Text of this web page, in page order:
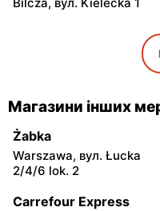
Iwaniska, вул.
moje sklepy
Gorzyce, вул. Szkolna 44
moje sklepy
Jadachy, вул. Jadachy 111
moje sklepy
Магазини інших
Żabka
Warszawa, вул. Łucka
2/4/6 lok. 2
Carrefour Express